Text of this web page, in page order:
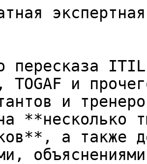
пересказа
TOGAF и
и
**несколько
а также